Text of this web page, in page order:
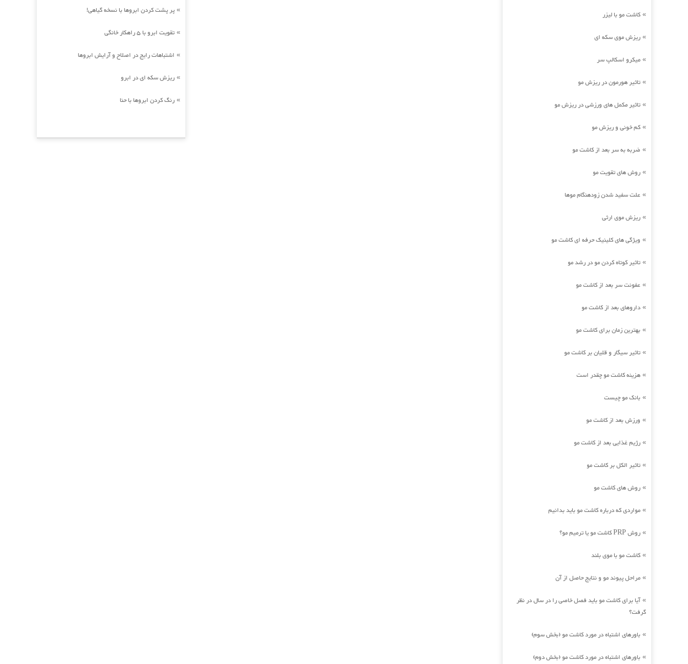
» پر پشت کردن ابروها با نسخه گیاهی!
» تقویت ابرو با 5 راهکار خانگی
» اشتباهات رایج در اصلاح و آرایش ابروها
» ریزش سکه ای در ابرو
» رنگ کردن ابروها با حنا
» کاشت مو با لیزر
» ریزش موی سکه ای
» میکرو اسکالپ سر
» تاثیر هورمون در ریزش مو
» تاثیر مکمل های ورزشی در ریزش مو
» کم خونی و ریزش مو
» ضربه به سر بعد از کاشت مو
» روش های تقویت مو
» علت سفید شدن زودهنگام موها
» ریزش موی ارثی
» ویژگی های کلینیک حرفه ای کاشت مو
» تاثیر کوتاه کردن مو در رشد مو
» عفونت سر بعد از کاشت مو
» داروهای بعد از کاشت مو
» بهترین زمان برای کاشت مو
» تاثیر سیگار و قلیان بر کاشت مو
» هزینه کاشت مو چقدر است
» بانک مو چیست
» ورزش بعد از کاشت مو
» رژیم غذایی بعد از کاشت مو
» تاثیر الکل بر کاشت مو
» روش های کاشت مو
» مواردی که درباره کاشت مو باید بدانیم
» روش PRP کاشت مو یا ترمیم مو؟
» کاشت مو با موی بلند
» مراحل پیوند مو و نتایج حاصل از آن
»آیا برای کاشت مو باید فصل خاصی را در سال در نظر
گرفت؟
» باورهای اشتباه در مورد کاشت مو (بخش سوم)
» باورهای اشتباه در مورد کاشت مو (بخش دوم)